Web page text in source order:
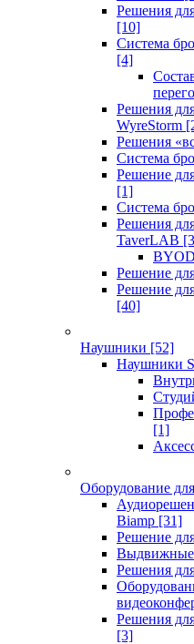
Решения
[10]
Система
[4]
Решения
WyreStorm
Решения
Система
Решение
[1]
Система
Решения
TaverLAB
Решение
Решение
[40]
Наушники [52]
Наушники
[1]
Оборудование
Biamp [31]
Решение
Выдвижные
Решения
Решения
[3]